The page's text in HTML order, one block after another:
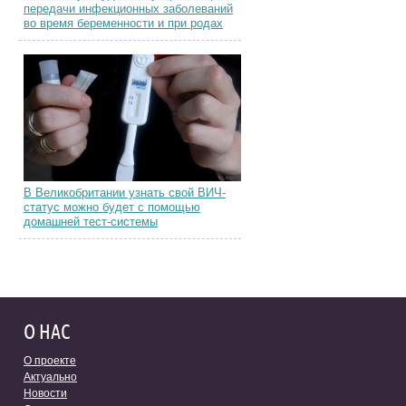
передачи инфекционных заболеваний
во время беременности и при родах
В Великобритании узнать свой ВИЧ-
статус можно будет с помощью
домашней тест-системы
О НАС
О проекте
Актуально
Новости